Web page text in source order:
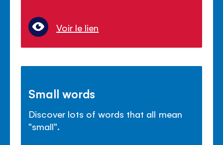
Voir le lien
Small words
Discover lots of words that all mean
"small".